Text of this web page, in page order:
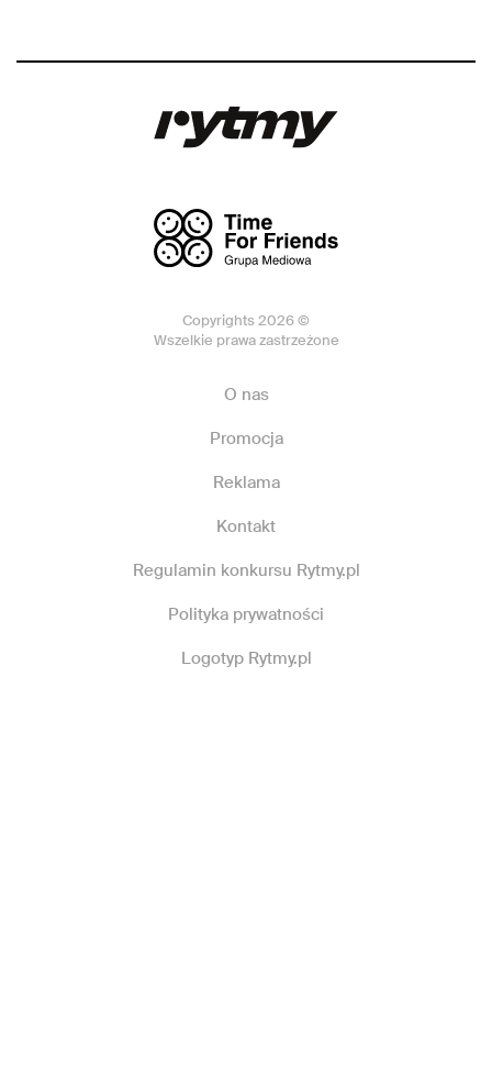
Copyrights 2026 ©
Wszelkie prawa zastrzeżone
O nas
Promocja
Reklama
Kontakt
Regulamin konkursu Rytmy.pl
Polityka prywatności
Logotyp Rytmy.pl